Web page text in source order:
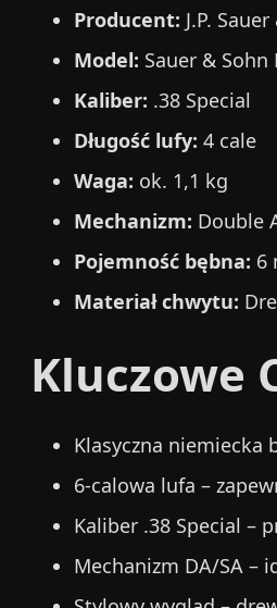
Producent: J.P.
Model: Sauer &
Kaliber: .38 Special
Długość lufy: 4 cale
Waga: ok. 1,1 kg
Mechanizm: Double
Pojemność bębna: 6
Materiał chwytu:
Kluczowe
Klasyczna niemiecka
6-calowa lufa –
Kaliber .38 Special –
Mechanizm DA/SA –